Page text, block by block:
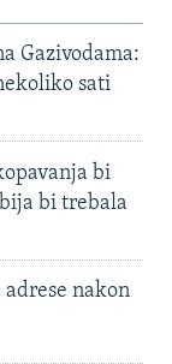
Gazivodama:
sati
bi
bi trebala
adrese nakon